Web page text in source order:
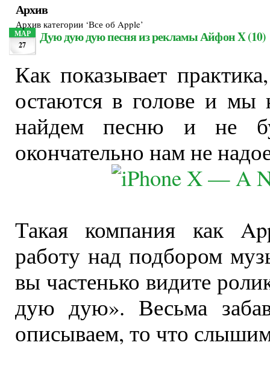
Архив
Архив категории ‘Все об Apple’
МАР
27
Дую дую дую песня из рекламы Айфон X (10)
Как показывает
остаются в голове и мы
найдем песню и не
окончательно нам не
Такая компания как
работу над подбором
вы частенько видите
дую дую». Весьма
описываем, то что